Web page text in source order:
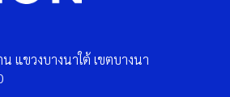
แขวงบางนาใต้ เขตบางนา